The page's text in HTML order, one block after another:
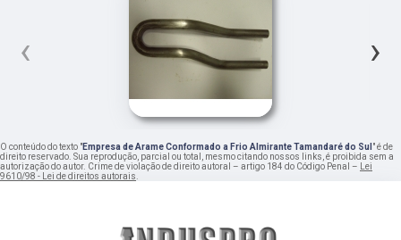
‹ ›
O conteúdo do texto "Empresa de Arame Conformado a Frio Almirante Tamandaré do Sul " é de
direito reservado. Sua reprodução, parcial ou total, mesmo citando nossos links, é proibida sem a
autorização do autor. Crime de violação de direito autoral – artigo 184 do Código Penal – Lei
9610/98 - Lei de direitos autorais.